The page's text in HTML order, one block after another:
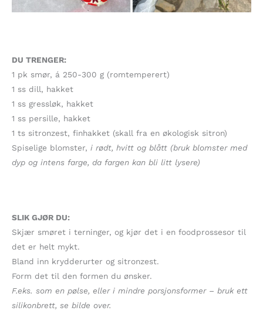
DU TRENGER:
1 pk smør, á 250-300 g (romtemperert)
1 ss dill, hakket
1 ss gressløk, hakket
1 ss persille, hakket
1 ts sitronzest, finhakket (skall fra en økologisk sitron)
Spiselige blomster, i rødt, hvitt og blått (bruk blomster med
dyp og intens farge, da fargen kan bli litt lysere)
SLIK GJØR DU:
Skjær smøret i terninger, og kjør det i en foodprossesor til
det er helt mykt.
Bland inn krydderurter og sitronzest.
Form det til den formen du ønsker.
F.eks. som en pølse, eller i mindre porsjonsformer – bruk ett
silikonbrett, se bilde over.